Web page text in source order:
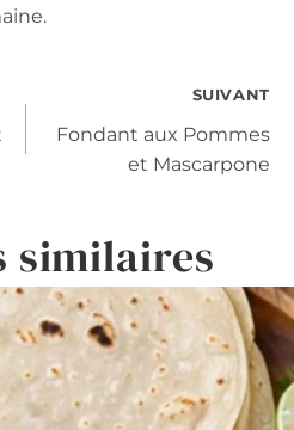
SUIVANT
Fondant aux Pommes
et Mascarpone
similaires